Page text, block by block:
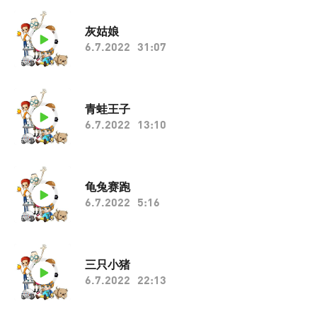
灰姑娘
6.7.2022
31:07
青蛙王子
6.7.2022
13:10
龟兔赛跑
6.7.2022
5:16
三只小猪
6.7.2022
22:13